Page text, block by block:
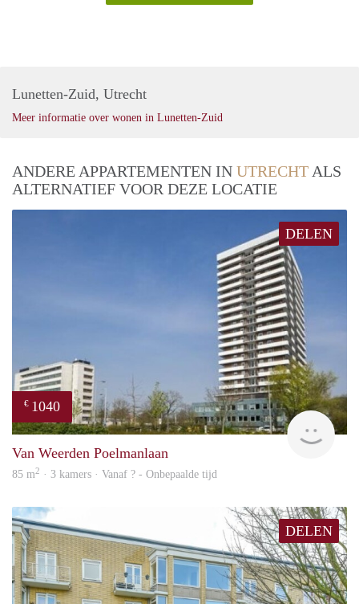
Lunetten-Zuid, Utrecht
Meer informatie over wonen in Lunetten-Zuid
ANDERE APPARTEMENTEN IN UTRECHT ALS
ALTERNATIEF VOOR DEZE LOCATIE
DELEN
€ 1040
Van Weerden Poelmanlaan
85 m2 · 3 kamers · Vanaf ? - Onbepaalde tijd
DELEN